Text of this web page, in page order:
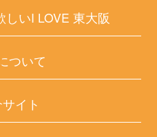
いI LOVE 東大阪
ついて
イト